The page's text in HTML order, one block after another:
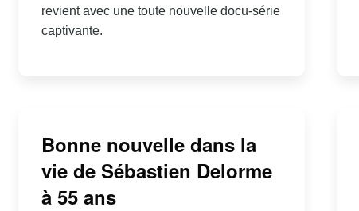
revient avec une toute nouvelle docu-série
captivante.
Bonne nouvelle dans la
vie de Sébastien Delorme
à 55 ans